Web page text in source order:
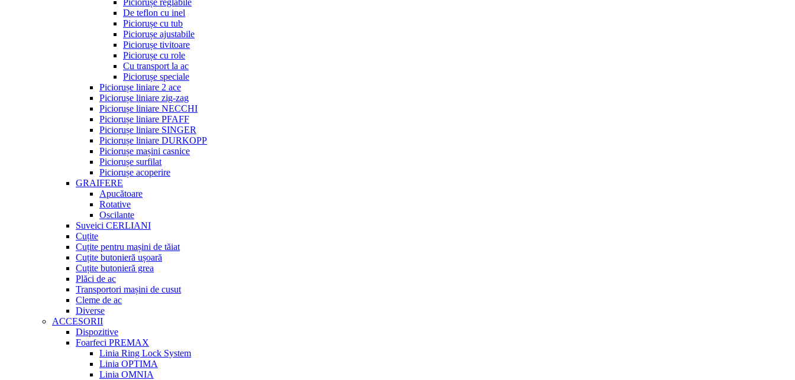
Piciorușe reglabile
De teflon cu inel
Piciorușe cu tub
Piciorușe ajustabile
Piciorușe tivitoare
Piciorușe cu role
Cu transport la ac
Piciorușe speciale
Piciorușe liniare 2 ace
Piciorușe liniare zig-zag
Piciorușe liniare NECCHI
Piciorușe liniare PFAFF
Piciorușe liniare SINGER
Piciorușe liniare DURKOPP
Piciorușe mașini casnice
Piciorușe surfilat
Piciorușe acoperire
GRAIFERE
Apucătoare
Rotative
Oscilante
Suveici CERLIANI
Cuțite
Cuțite pentru mașini de tăiat
Cuțite butonieră ușoară
Cuțite butonieră grea
Plăci de ac
Transportori mașini de cusut
Cleme de ac
Diverse
ACCESORII
Dispozitive
Foarfeci PREMAX
Linia Ring Lock System
Linia OPTIMA
Linia OMNIA